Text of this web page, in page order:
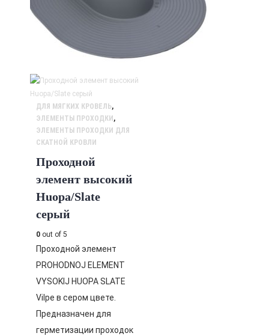
ДЛЯ МЯГКИХ КРОВЕЛЬ,
ЭЛЕМЕНТЫ ПРОХОДКИ ,
ЭЛЕМЕНТЫ ПРОХОДКИ ДЛЯ
СКАТНОЙ КРОВЛИ
Проходной
элемент высокий
Huopa/Slate
серый
0 out of 5
Проходной элемент
PROHODNOJ ELEMENT
VYSOKIJ HUOPA SLATE
Vilpe в сером цвете.
Предназначен для
герметизации проходок